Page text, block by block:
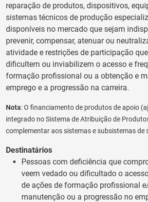
reparação de produtos, dispositivos,
sistemas técnicos de produção
disponíveis no mercado que sejam
prevenir, compensar, atenuar ou
atividade e restrições de participação
dificultem ou inviabilizem o acesso e
formação profissional ou a obtenção e
emprego e a progressão na carreira.
Nota: O financiamento de produtos de apoio
integrado no Sistema de Atribuição de
complementar aos sistemas e subsistemas de
Destinatários
Pessoas com deficiência que
veem vedado ou dificultado o
de ações de formação profissional
manutenção ou a progressão no